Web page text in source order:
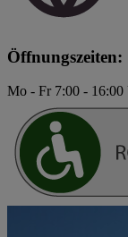
Öffnungszeiten:
Mo - Fr 7:00 - 16:00